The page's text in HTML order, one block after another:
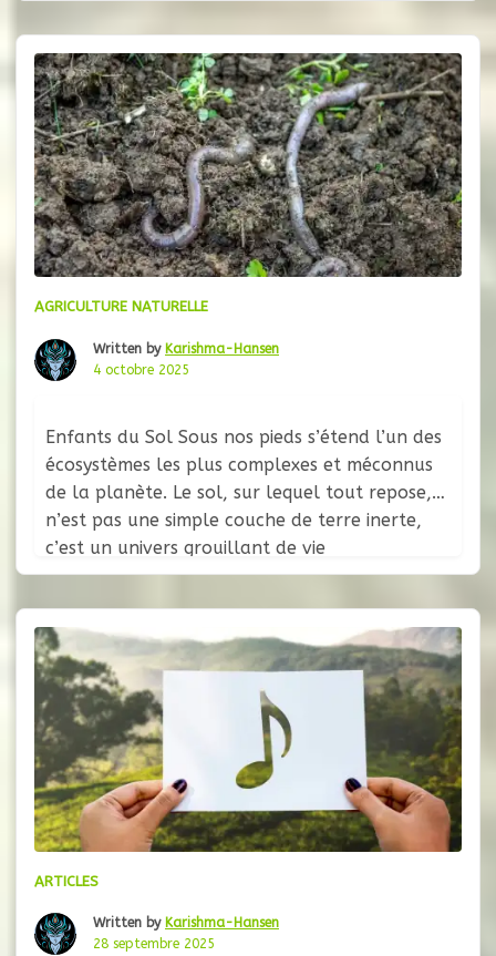
mais
AGRICULTURE NATURELLE
Written by Karishma-Hansen
4 octobre 2025
Enfants du Sol Sous nos pieds s’étend l’un des
écosystèmes les plus complexes et méconnus
de la planète. Le sol, sur lequel tout repose,
n’est pas une simple couche de terre inerte,
c’est un univers grouillant de vie
microscopique, un laboratoire biochimique où
se déroulent les processus fondamentaux qui
soutiennent toute existence terrestre. Cette
mince
ARTICLES
Written by Karishma-Hansen
28 septembre 2025